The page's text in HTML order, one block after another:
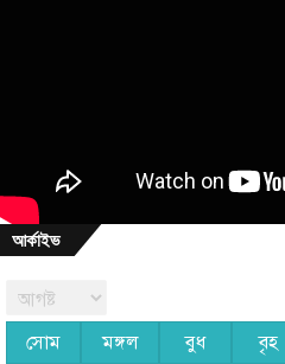
আর্কাইভ
সোম মঙ্গল বুধ বৃহ